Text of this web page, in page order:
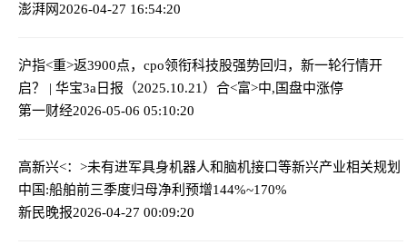
澎湃网2026-04-27 16:54:20
沪指<重>返3900点，cpo领衔科技股强势回归，新一轮行情开
启？ | 华宝3a日报（2025.10.21） 合<富>中,国盘中涨停
第一财经2026-05-06 05:10:20
高新兴<：>未有进军具身机器人和脑机接口等新兴产业相关规划
中国:船舶前三季度归母净利预增144%~170%
新民晚报2026-04-27 00:09:20